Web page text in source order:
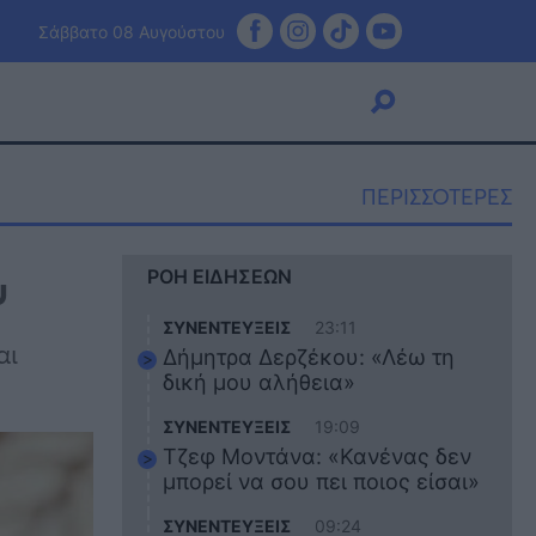
Σάββατο 08 Αυγούστου
Κουζίνα
ΠΕΡΙΣΣΟΤΕΡΕΣ
ΡΟΗ ΕΙΔΗΣΕΩΝ
23:11
ΣΥΝΕΝΤΕΥΞΕΙΣ
Δήμητρα Δερζέκου: «Λέω τη
δική μου αλήθεια»
19:09
ΣΥΝΕΝΤΕΥΞΕΙΣ
Τζεφ Μοντάνα: «Κανένας δεν
μπορεί να σου πει ποιος είσαι»
09:24
ΣΥΝΕΝΤΕΥΞΕΙΣ